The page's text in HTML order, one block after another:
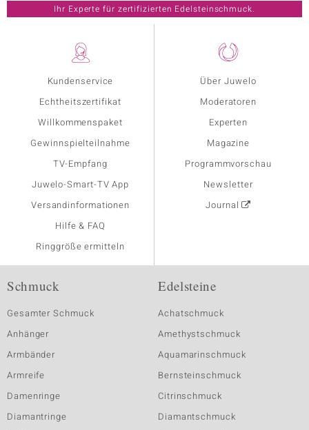
Kundenservice
Echtheitszertifikat
Willkommenspaket
Gewinnspielteilnahme
TV-Empfang
Juwelo-Smart-TV App
Versandinformationen
Hilfe & FAQ
Ringgröße ermitteln
Über Juwelo
Moderatoren
Experten
Magazine
Programmvorschau
Newsletter
Journal
Ihr Experte für zertifizierten Edelsteinschmuck.
Schmuck
Gesamter Schmuck
Anhänger
Armbänder
Armreife
Damenringe
Diamantringe
Edelsteine
Achatschmuck
Amethystschmuck
Aquamarinschmuck
Bernsteinschmuck
Citrinschmuck
Diamantschmuck